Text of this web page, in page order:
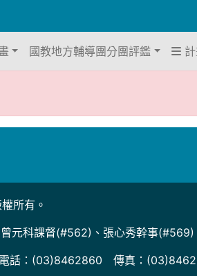
定 國教地方輔導團分團評鑑
所有。
元科課督(#562)、張心秀幹事(#569)
話：(03)8462860 傳真：